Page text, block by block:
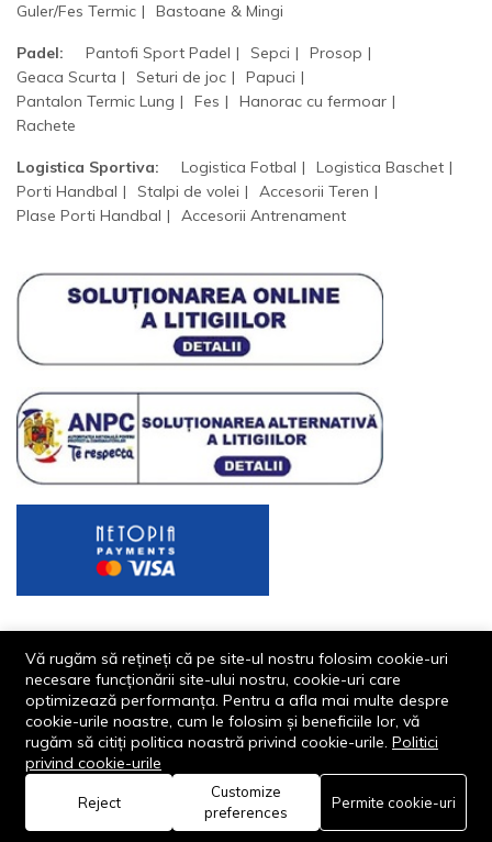
Guler/Fes Termic
Bastoane & Mingi
Padel: Pantofi Sport Padel Sepci
Prosop
Geaca Scurta
Seturi de joc
Papuci
Pantalon Termic Lung
Fes
Hanorac cu fermoar
Rachete
Logistica Sportiva: Logistica Fotbal
Logistica Baschet
Porti Handbal
Stalpi de volei
Accesorii Teren
Plase Porti Handbal
Accesorii Antrenament
© 2013-2026 - Dornik Total Services S.R.L. CUI 32211812
Reg.Com. J13/1996/2013, Str. Transilvaniei, Nr. 19A
Acasă Categorie
0
Coș Favorite Cont
Vă rugăm să rețineți că pe site-ul nostru folosim cookie-uri
necesare funcționării site-ului nostru, cookie-uri care
optimizează performanța. Pentru a afla mai multe despre
cookie-urile noastre, cum le folosim și beneficiile lor, vă
rugăm să citiți politica noastră privind cookie-urile. Politici
privind cookie-urile
Reject
Customize
preferences
Permite cookie-uri